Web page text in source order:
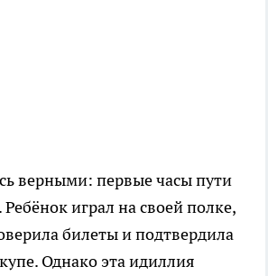
верными: первые часы пути
играл на своей полке,
билеты и подтвердила
Однако эта идиллия